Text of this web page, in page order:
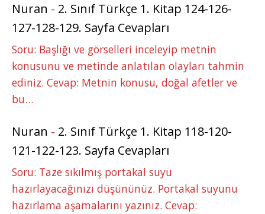
Nuran - 2. Sınıf Türkçe 1. Kitap 124-126-
127-128-129. Sayfa Cevapları
Soru: Başlığı ve görselleri inceleyip metnin
konusunu ve metinde anlatılan olayları tahmin
ediniz. Cevap: Metnin konusu, doğal afetler ve
bu…
Nuran - 2. Sınıf Türkçe 1. Kitap 118-120-
121-122-123. Sayfa Cevapları
Soru: Taze sıkılmış portakal suyu
hazırlayacağınızı düşününüz. Portakal suyunu
hazırlama aşamalarını yazınız. Cevap: